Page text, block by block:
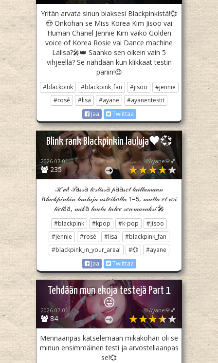
Yritän arvata sinun biaksesi Blackpinkistä!💞
😍 Onkohan se Miss Korea Kim Jisoo vai
Human Chanel Jennie Kim vaiko Golden
voice of Korea Rosie vai Dance machine
Lalisa?🎤👑 Saanko sen oikein vain 5
vihjeellä? Se nähdään kun klikkaat testin
pariin!😉
#blackpink #blackpink_fan #jisoo
#jennie
#rosé
#lisa #ayane
#ayanentestit
Jaa
Twiittaa
Blink rank Blackpinkin lauluja🖤💞
235
2026-07-01 🩷Ayane🌸💕
ℋℯ𝒾! 𝒯ä𝓈𝓈ä 𝓉𝑒𝓈𝓉𝒾𝓈𝓈ä 𝓅ää𝓈𝑒𝓉 𝓁𝒶𝒾𝓉𝓉𝒶𝓂𝒶𝒶𝓃
𝐵𝓁𝒶𝒸𝓀𝓅𝒾𝓃𝓀𝒾𝓃 𝓁𝒶𝓊𝓁𝓊𝒿𝒶 𝒶𝓈𝓉𝑒𝒾𝓀𝑜𝓁𝓁𝒶 𝟣–𝟧, 𝓂𝓊𝓉𝓉𝒶 𝑒𝓉 𝓋𝑜𝒾
𝓉𝒾𝑒𝓉ää, 𝓂𝒾𝓀ä 𝓁𝒶𝓊𝓁𝓊 𝓉𝓊𝓁𝑒𝑒 𝓈𝑒𝓊𝓇𝒶𝒶𝓋𝒶𝓀𝓈𝒾.🎤
#blackpink #kpop #k-pop
#jisoo
#jennie
#rosé #lisa
#blackpink_fan
#blackpink_in_your_area!
#💞
#ayane
Jaa
Twiittaa
Tehdään mun ekoja testejä Part 1
😜
84
2026-07-01 🩷Ayane🌸💕
Mennäänpäs katselemaan mikäköhän oli se
minun ensimmäinen testi ja arvostellaanpas
se!💞